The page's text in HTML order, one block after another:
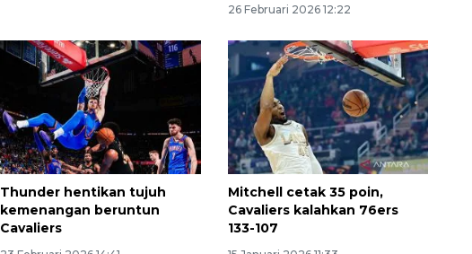
26 Februari 2026 12:22
Thunder hentikan tujuh
kemenangan beruntun
Cavaliers
Mitchell cetak 35 poin,
Cavaliers kalahkan 76ers
133-107
Vaksin HPV untuk siswa laki-
laki
2026-08-06 06:30:00